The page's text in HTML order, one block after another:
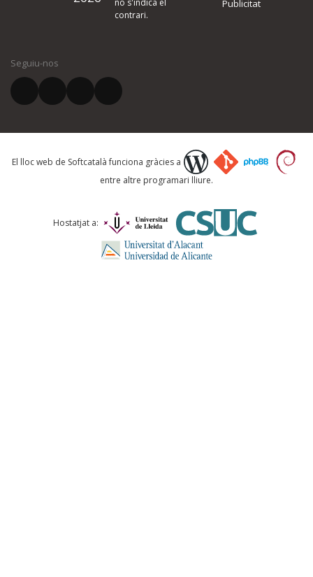
El vostre correu electrònic *
Què proposeu?
Comentari *
no s'indica el
contrari.
Publicitat
Seguiu-nos
El lloc web de Softcatalà funciona gràcies a
entre altre programari lliure.
Hostatjat a: